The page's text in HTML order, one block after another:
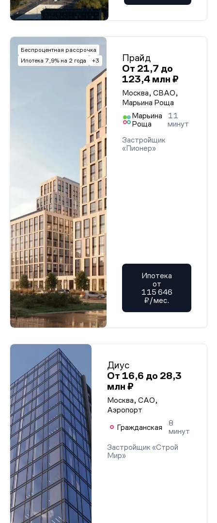
Беспроцентная рассрочка
Ипотека 7,9% на 2 года
+3
Прайд
От 21,7 до
123,4 млн ₽
Москва, СВАО,
Марьина Роща
Марьина
Роща
11
минут
Застройщик
«Пионер»
Ипотека
от
115 646
₽/мес.
Диус
От 16,6 до 28,3
млн ₽
Москва, САО,
Аэропорт
Гражданская
8
минут
Застройщик «Строй
Мир»